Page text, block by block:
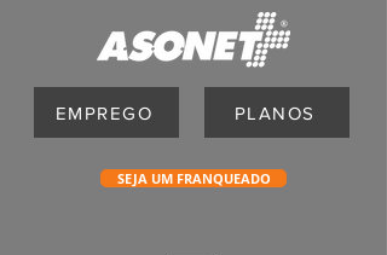
EMPREGO PLANOS
SEJA UM FRANQUEADO